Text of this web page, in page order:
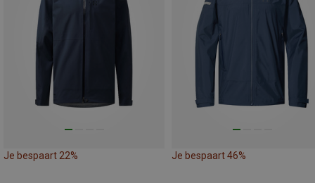
Je bespaart 22% Je bespaart 46%